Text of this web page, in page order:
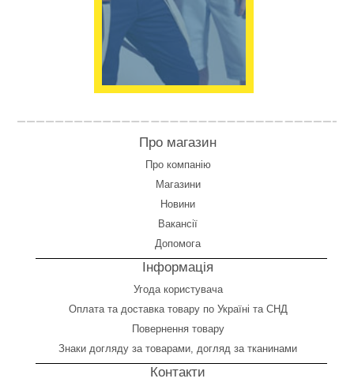
Про магазин
Про компанію
Магазини
Новини
Вакансії
Допомога
Інформація
Угода користувача
Оплата та доставка товару по Україні та СНД
Повернення товару
Знаки догляду за товарами, догляд за тканинами
Контакти